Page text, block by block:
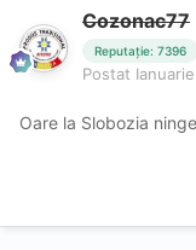
Cozonac77
Reputație: 7396
Postat
Oare la Slobozia